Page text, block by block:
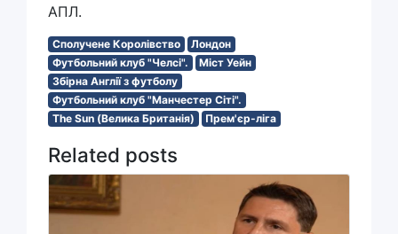
АПЛ.
Сполучене Королівство
Лондон
Футбольний клуб "Челсі".
Міст Уейн
Збірна Англії з футболу
Футбольний клуб "Манчестер Сіті".
The Sun (Велика Британія)
Прем'єр-ліга
Related posts